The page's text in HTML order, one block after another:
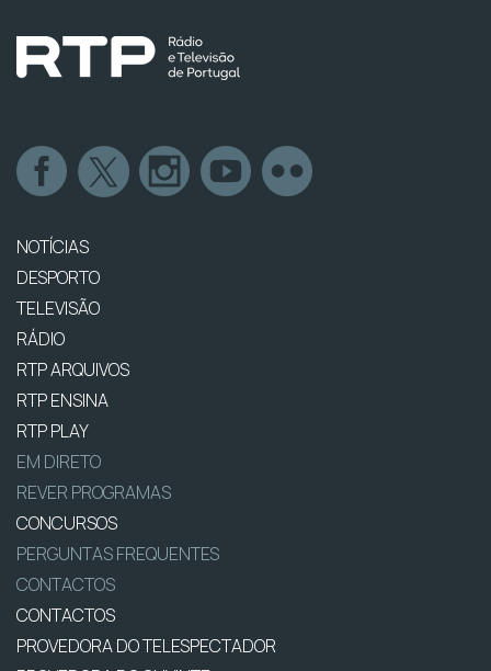
NOTÍCIAS
DESPORTO
TELEVISÃO
RÁDIO
RTP ARQUIVOS
RTP ENSINA
RTP PLAY
EM DIRETO
REVER PROGRAMAS
CONCURSOS
PERGUNTAS FREQUENTES
CONTACTOS
CONTACTOS
PROVEDORA DO TELESPECTADOR